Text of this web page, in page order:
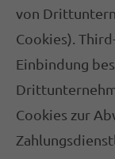
von
Cookies).
Einbindung
Cookies zur